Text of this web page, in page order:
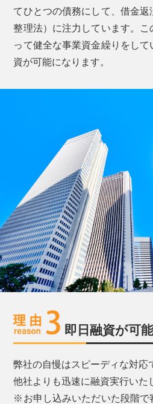
てひとつの債務にして、借金
整理法）に注力しています。こ
って健全な事業資金繰りをし
資が可能になります。
即日融資が可
弊社の自慢はスピーディな対応
他社よりも迅速に融資実行いた
※お申し込みいただいた段階で